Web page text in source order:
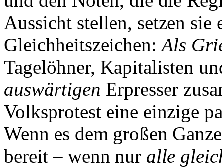
Aussicht stellen, setzen sie
Gleichheitszeichen:Als
Tagelöhner, Kapitalisten
auswärtigen Erpresser
Volksprotest eine einzige
Wenn es dem großen
bereit – wenn nur alle